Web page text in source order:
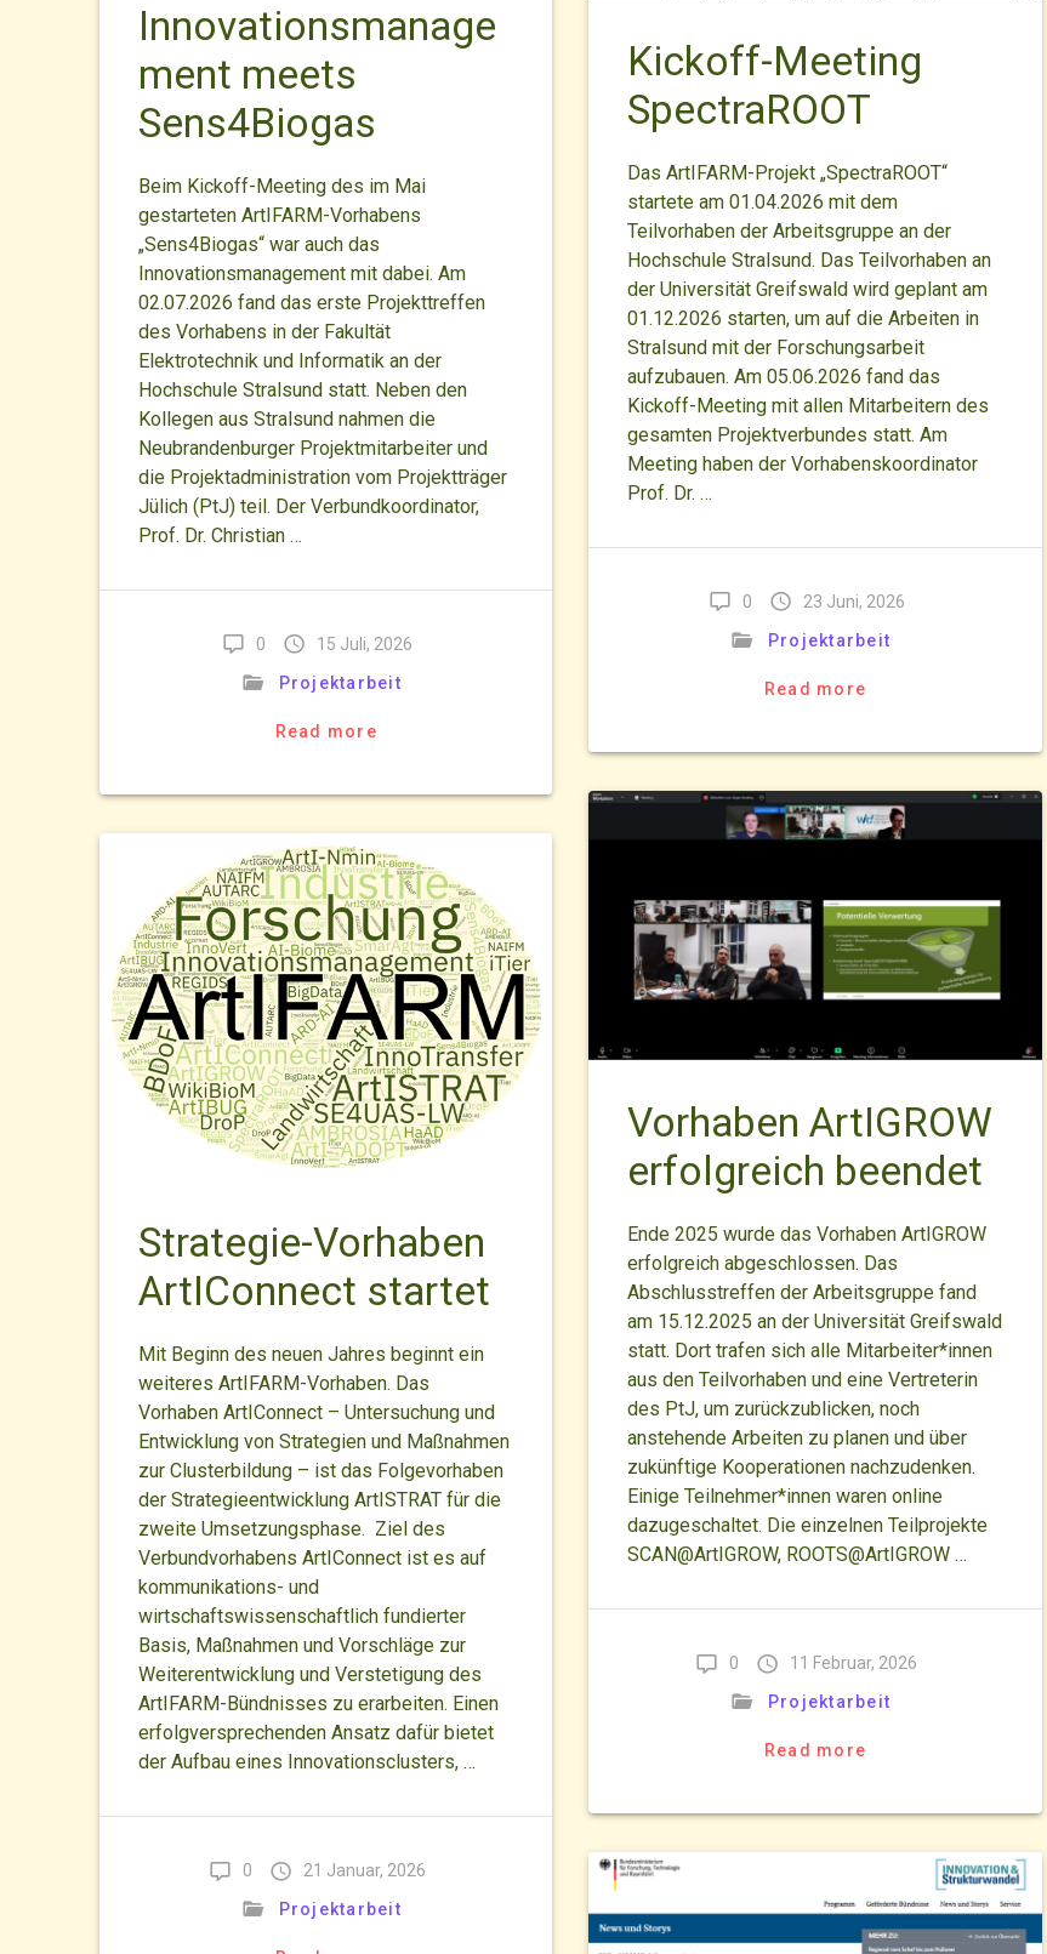
Innovationsmanage
ment meets
Sens4Biogas
Beim Kickoff-Meeting des im Mai
gestarteten ArtIFARM-Vorhabens
„Sens4Biogas“ war auch das
Innovationsmanagement mit dabei. Am
02.07.2026 fand das erste Projekttreffen
des Vorhabens in der Fakultät
Elektrotechnik und Informatik an der
Hochschule Stralsund statt. Neben den
Kollegen aus Stralsund nahmen die
Neubrandenburger Projektmitarbeiter und
die Projektadministration vom Projektträger
Jülich (PtJ) teil. Der Verbundkoordinator,
Prof. Dr. Christian …
0
15 Juli, 2026
Projektarbeit
Read more
Kickoff-Meeting
SpectraROOT
Das ArtIFARM-Projekt „SpectraROOT“
startete am 01.04.2026 mit dem
Teilvorhaben der Arbeitsgruppe an der
Hochschule Stralsund. Das Teilvorhaben an
der Universität Greifswald wird geplant am
01.12.2026 starten, um auf die Arbeiten in
Stralsund mit der Forschungsarbeit
aufzubauen. Am 05.06.2026 fand das
Kickoff-Meeting mit allen Mitarbeitern des
gesamten Projektverbundes statt. Am
Meeting haben der Vorhabenskoordinator
Prof. Dr. …
0
23 Juni, 2026
Projektarbeit
Read more
Vorhaben ArtIGROW
erfolgreich beendet
Ende 2025 wurde das Vorhaben ArtIGROW
erfolgreich abgeschlossen. Das
Abschlusstreffen der Arbeitsgruppe fand
am 15.12.2025 an der Universität Greifswald
statt. Dort trafen sich alle Mitarbeiter*innen
aus den Teilvorhaben und eine Vertreterin
des PtJ, um zurückzublicken, noch
anstehende Arbeiten zu planen und über
zukünftige Kooperationen nachzudenken.
Einige Teilnehmer*innen waren online
dazugeschaltet. Die einzelnen Teilprojekte
SCAN@ArtIGROW, ROOTS@ArtIGROW …
0
11 Februar, 2026
Projektarbeit
Read more
Strategie-Vorhaben
ArtIConnect startet
Mit Beginn des neuen Jahres beginnt ein
weiteres ArtIFARM-Vorhaben. Das
Vorhaben ArtIConnect – Untersuchung und
Entwicklung von Strategien und Maßnahmen
zur Clusterbildung – ist das Folgevorhaben
der Strategieentwicklung ArtISTRAT für die
zweite Umsetzungsphase. Ziel des
Verbundvorhabens ArtIConnect ist es auf
kommunikations- und
wirtschaftswissenschaftlich fundierter
Basis, Maßnahmen und Vorschläge zur
Weiterentwicklung und Verstetigung des
ArtIFARM-Bündnisses zu erarbeiten. Einen
erfolgversprechenden Ansatz dafür bietet
der Aufbau eines Innovationsclusters, …
0
21 Januar, 2026
Projektarbeit